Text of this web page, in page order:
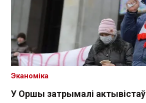
У Оршы затрымалі
Эканоміка